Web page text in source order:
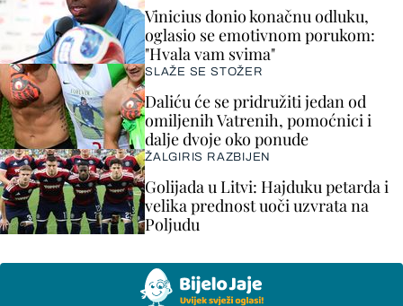
Vinicius donio konačnu odluku,
oglasio se emotivnom porukom:
"Hvala vam svima"
SLAŽE SE STOŽER
Daliću će se pridružiti jedan od
omiljenih Vatrenih, pomoćnici i
dalje dvoje oko ponude
ŽALGIRIS RAZBIJEN
Golijada u Litvi: Hajduku petarda i
velika prednost uoči uzvrata na
Poljudu